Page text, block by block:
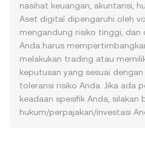
nasihat keuangan, akuntansi,
Aset digital dipengaruhi oleh
mengandung risiko tinggi, dan
Anda harus
melakukan trading atau
keputusan yang sesuai
toleransi risiko Anda. Jika ada
keadaan spesifik Anda, silakan
hukum/perpajakan/investasi